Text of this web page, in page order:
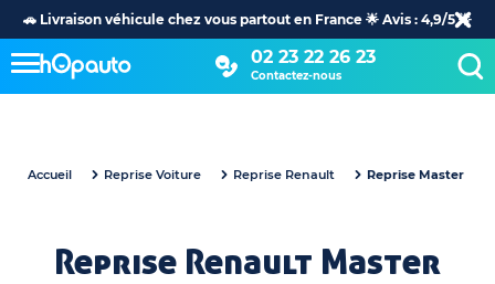
🚗 Livraison véhicule chez vous partout en France 🌟 Avis : 4,9/5 🌟
02 23 22 26 23
Contactez-nous
Accueil Reprise Voiture Reprise Renault Reprise Master
Reprise Renault Master